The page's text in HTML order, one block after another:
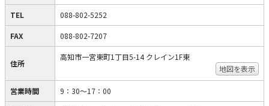
TEL 088-802-5252
FAX 088-802-7207
住所
高知市一宮東町1丁目5-14 クレイン1F東
地図を表示
営業時間 9：30～17：00